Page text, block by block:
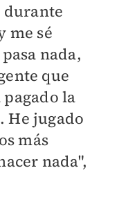
me sé
nada,
que
la
He jugado
más
nada",